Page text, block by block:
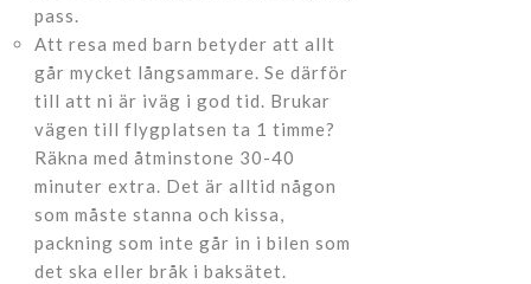
pass.
Att resa med barn betyder att allt
går mycket långsammare. Se därför
till att ni är iväg i god tid. Brukar
vägen till flygplatsen ta 1 timme?
Räkna med åtminstone 30-40
minuter extra. Det är alltid någon
som måste stanna och kissa,
packning som inte går in i bilen som
det ska eller bråk i baksätet.